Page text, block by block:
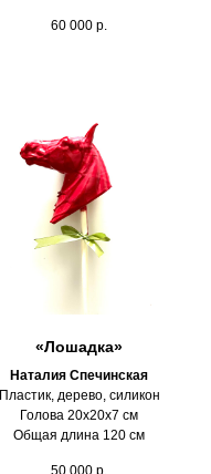
60 000 р.
«Лошадка»
Наталия Спечинская
Пластик, дерево, силикон
Голова 20х20х7 см
Общая длина 120 см
50 000 р.